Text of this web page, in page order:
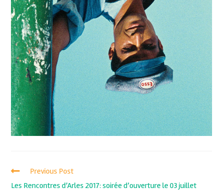
Previous Post
Les Rencontres d’Arles 2017: soirée d’ouverture le 03 juillet